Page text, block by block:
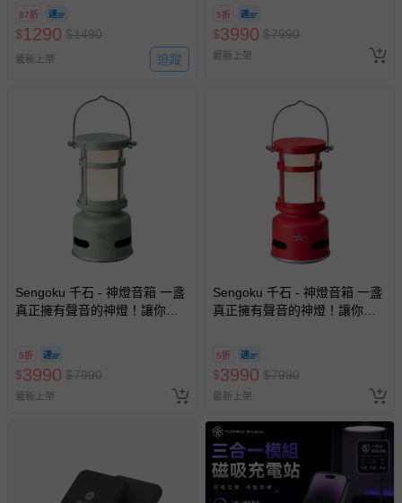
若您對於會員帳號、商品訂購與資訊、購物流程、付款方
式、折價券與購物金的使用、退貨及商品運送方式等有疑
媽咪愛客服中心。
預購商品：預購為海外同步代購，遇缺貨即會通知媽咪並協
助取消退款事宜。
商品如因「價格、組合」等錯誤原因，導致無法安排出貨，
會主動以簡訊及mail通知訂單取消事宜，並將提供適當補
87折
$1290 $1490
最新上架 追蹤
5折
$3990 $7990
最新上架
Sengoku 千石 - 神燈音箱 一盞
真正擁有聲音的神燈！讓你一
5折
$3990 $7990
最新上架
Sengoku 千石 - 神燈音箱 一盞
真正擁有聲音的神燈！讓你一
5折
$3990 $7990
最新上架